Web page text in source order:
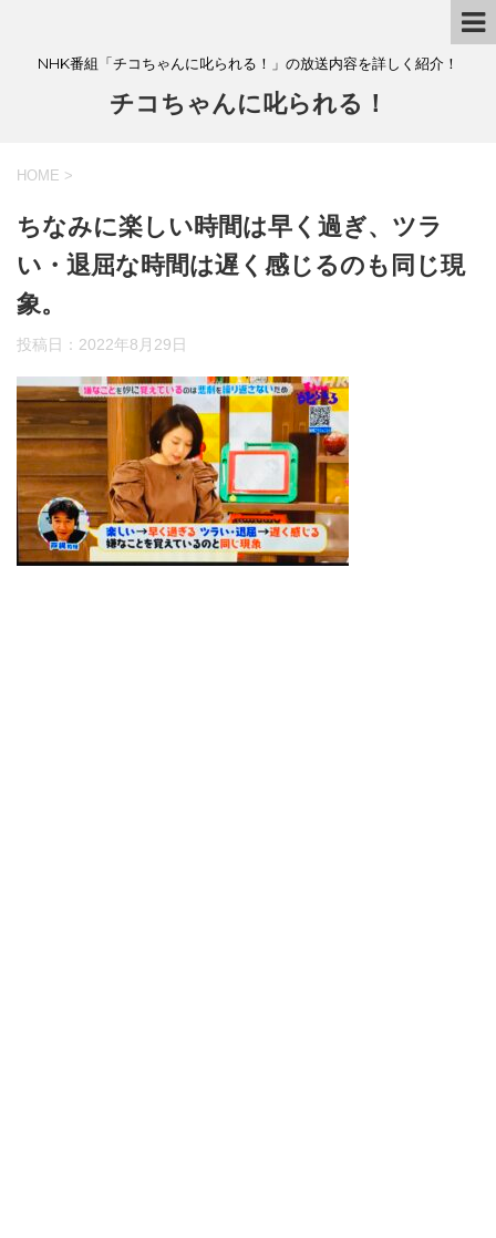
NHK番組「チコちゃんに叱られる！」の放送内容を詳しく紹介！
チコちゃんに叱られる！
HOME >
ちなみに楽しい時間は早く過ぎ、ツラ
い・退屈な時間は遅く感じるのも同じ現
象。
投稿日： 2022年8月29日